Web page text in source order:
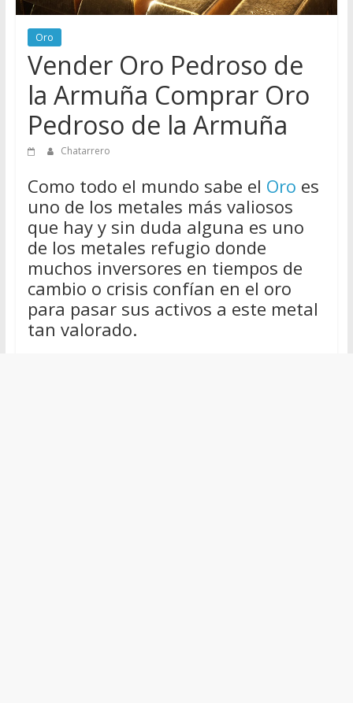
Chatarreros
para
vender
Chatarra
Oro
Vender Oro Pedroso de
la Armuña Comprar Oro
Pedroso de la Armuña
Chatarrero
Como todo el mundo sabe el Oro es
uno de los metales más valiosos
que hay y sin duda alguna es uno
de los metales refugio donde
muchos inversores en tiempos de
cambio o crisis confían en el oro
para pasar sus activos a este metal
tan valorado.